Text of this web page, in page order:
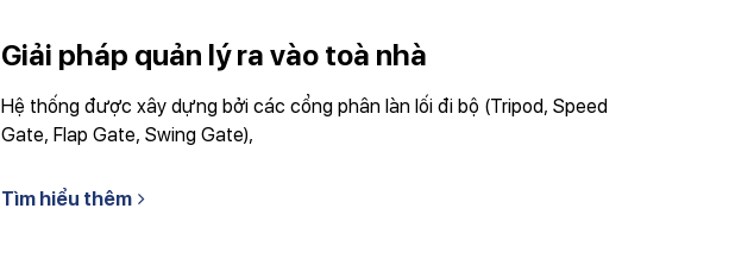
Giải pháp quản lý ra vào toà nhà
Hệ thống được xây dựng bởi các cổng phân làn lối đi bộ (Tripod, Speed
Gate, Flap Gate, Swing Gate),
Tìm hiểu thêm